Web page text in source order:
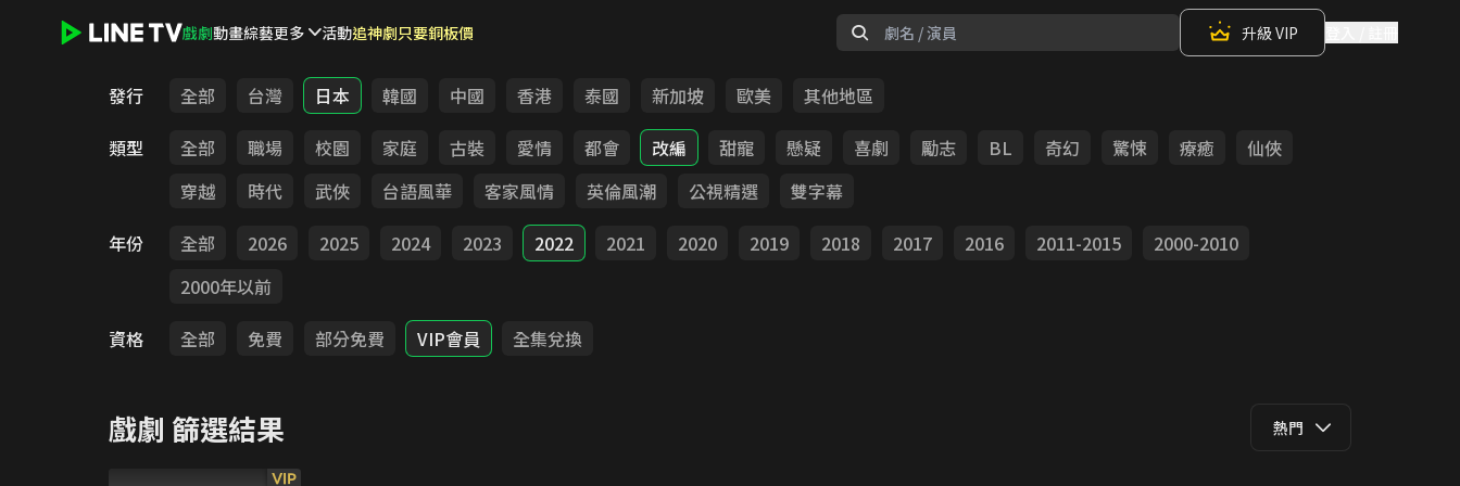
戲劇動畫綜藝更多 活動追神劇只要銅板價 升級 VIP
發行 全部 台灣 日本 韓國 中國 香港 泰國 新加坡 歐美
其他地區
類型
全部 職場 校園 家庭 古裝 愛情 都會 改編 甜寵 懸疑 喜劇 勵志 BL 奇幻 驚悚 療癒
仙俠
穿越
時代 武俠 台語風華 客家風情 英倫風潮 公視精選
雙字幕
年份
全部 2026 2025 2024 2023 2022 2021 2020 2019 2018 2017 2016 2011-2015
2000-2010
2000年以前
資格
全部 免費 部分免費 VIP會員 全集兌換
戲劇 篩選結果 熱門
VIP